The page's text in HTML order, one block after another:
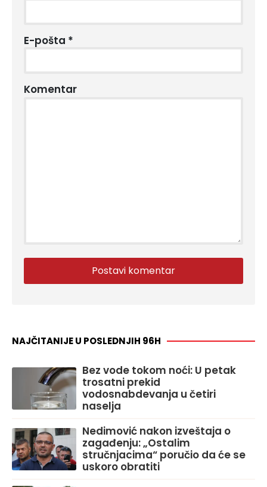
E-pošta *
Komentar
NAJČITANIJE U POSLEDNJIH 96H
Bez vode tokom noći: U petak
trosatni prekid
vodosnabdevanja u četiri
naselja
Nedimović nakon izveštaja o
zagađenju: „Ostalim
stručnjacima“ poručio da će se
uskoro obratiti